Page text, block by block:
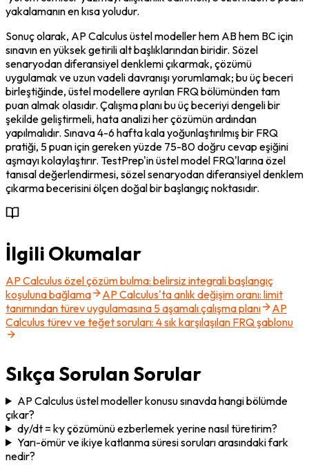
yakalamanın en kısa yoludur.
Sonuç olarak, AP Calculus üstel modeller hem AB hem BC için
sınavın en yüksek getirili alt başlıklarından biridir. Sözel
senaryodan diferansiyel denklemi çıkarmak, çözümü
uygulamak ve uzun vadeli davranışı yorumlamak; bu üç beceri
birleştiğinde, üstel modellere ayrılan FRQ bölümünden tam
puan almak olasıdır. Çalışma planı bu üç beceriyi dengeli bir
şekilde geliştirmeli, hata analizi her çözümün ardından
yapılmalıdır. Sınava 4-6 hafta kala yoğunlaştırılmış bir FRQ
pratiği, 5 puan için gereken yüzde 75-80 doğru cevap eşiğini
aşmayı kolaylaştırır. TestPrep'in üstel model FRQ'larına özel
tanısal değerlendirmesi, sözel senaryodan diferansiyel denklem
çıkarma becerisini ölçen doğal bir başlangıç noktasıdır.
İlgili Okumalar
AP Calculus özel çözüm bulma: belirsiz integrali başlangıç
koşuluna bağlama
AP Calculus'ta anlık değişim oranı: limit
tanımından türev uygulamasına 5 aşamalı çalışma planı
AP
Calculus türev ve teğet soruları: 4 sık karşılaşılan FRQ şablonu
Sıkça Sorulan Sorular
AP Calculus üstel modeller konusu sınavda hangi bölümde
çıkar?
dy/dt = k·y çözümünü ezberlemek yerine nasıl türetirim?
Yarı-ömür ve ikiye katlanma süresi soruları arasındaki fark
nedir?